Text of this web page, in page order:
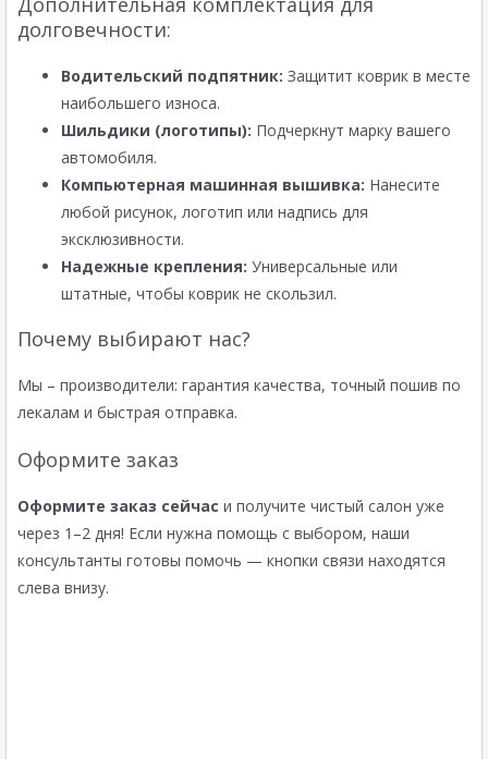
долговечности:
Водительский подпятник: Защитит коврик в месте
наибольшего износа.
Шильдики (логотипы): Подчеркнут марку вашего
автомобиля.
Компьютерная машинная вышивка: Нанесите
любой рисунок, логотип или надпись для
эксклюзивности.
Надежные крепления: Универсальные или
штатные, чтобы коврик не скользил.
Почему выбирают нас?
Мы – производители: гарантия качества, точный пошив по
лекалам и быстрая отправка.
Оформите заказ
Оформите заказ сейчас и получите чистый салон уже
через 1–2 дня! Если нужна помощь с выбором, наши
консультанты готовы помочь — кнопки связи находятся
слева внизу.